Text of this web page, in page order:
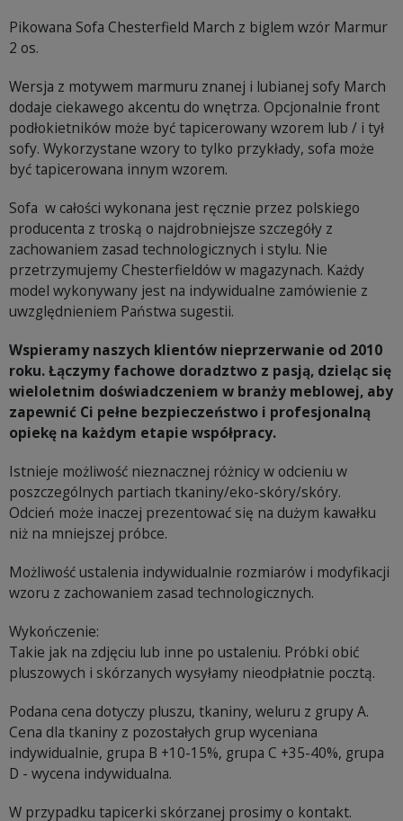
Pikowana Sofa Chesterfield March z biglem wzór Marmur
2 os.
Wersja z motywem marmuru znanej i lubianej sofy March
dodaje ciekawego akcentu do wnętrza. Opcjonalnie front
podłokietników może być tapicerowany wzorem lub / i tył
sofy. Wykorzystane wzory to tylko przykłady, sofa może
być tapicerowana innym wzorem.
Sofa w całości wykonana jest ręcznie przez polskiego
producenta z troską o najdrobniejsze szczegóły z
zachowaniem zasad technologicznych i stylu. Nie
przetrzymujemy Chesterfieldów w magazynach. Każdy
model wykonywany jest na indywidualne zamówienie z
uwzględnieniem Państwa sugestii.
Wspieramy naszych klientów nieprzerwanie od 2010
roku. Łączymy fachowe doradztwo z pasją, dzieląc się
wieloletnim doświadczeniem w branży meblowej, aby
zapewnić Ci pełne bezpieczeństwo i profesjonalną
opiekę na każdym etapie współpracy.
Istnieje możliwość nieznacznej różnicy w odcieniu w
poszczególnych partiach tkaniny/eko-skóry/skóry.
Odcień może inaczej prezentować się na dużym kawałku
niż na mniejszej próbce.
Możliwość ustalenia indywidualnie rozmiarów i modyfikacji
wzoru z zachowaniem zasad technologicznych.
Wykończenie:
Takie jak na zdjęciu lub inne po ustaleniu. Próbki obić
pluszowych i skórzanych wysyłamy nieodpłatnie pocztą.
Podana cena dotyczy pluszu, tkaniny, weluru z grupy A.
Cena dla tkaniny z pozostałych grup wyceniana
indywidualnie, grupa B +10-15%, grupa C +35-40%, grupa
D - wycena indywidualna.
W przypadku tapicerki skórzanej prosimy o kontakt.